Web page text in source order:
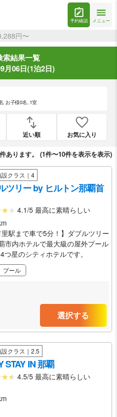
予約確認 メニュー
円〜
索結果一覧
月06日(1泊2日)
, お子様0名, 1室
近い順 お気に入り
件あります。 (1件〜10件を表示を表示)
クラス｜4
ツリー by ヒルトン那覇首
4.1/5 最高に素晴らしい
駅まで車で5分！】ダブルツリー
市内ホテルで最大級の屋外プール
星のシティホテルです。
プール
選択する
クラス｜2.5
STAY IN 那覇
4.5/5 最高に素晴らしい